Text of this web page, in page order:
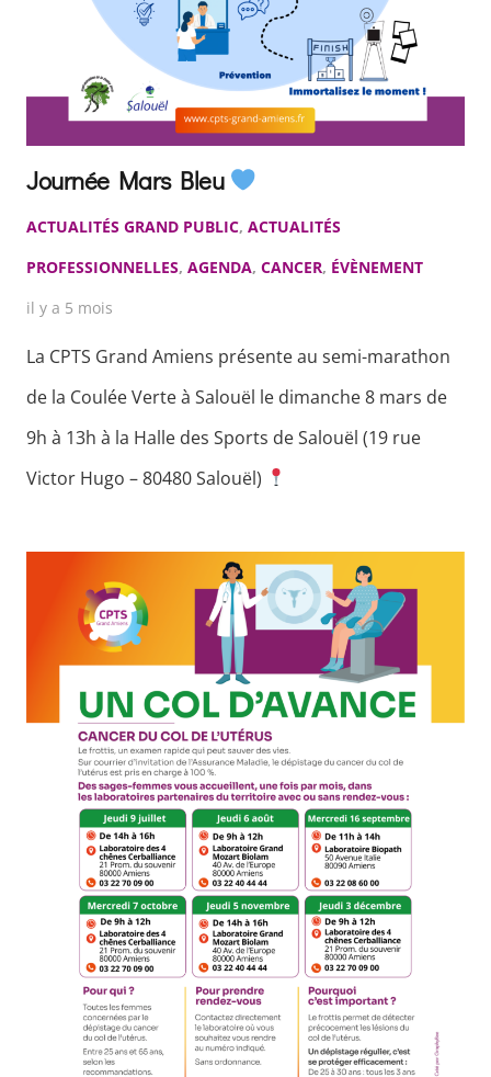
Journée Mars Bleu
ACTUALITÉS GRAND PUBLIC, ACTUALITÉS
PROFESSIONNELLES, AGENDA, CANCER, ÉVÈNEMENT
il y a 5 mois
La CPTS Grand Amiens présente au semi-marathon
de la Coulée Verte à Salouël le dimanche 8 mars de
9h à 13h à la Halle des Sports de Salouël (19 rue
Victor Hugo – 80480 Salouël)